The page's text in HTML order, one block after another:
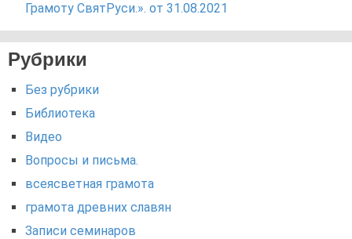
Грамоту СвятРуси.». от 31.08.2021
Рубрики
Без рубрики
Библиотека
Видео
Вопросы и письма.
всеясветная грамота
грамота древних славян
Записи семинаров